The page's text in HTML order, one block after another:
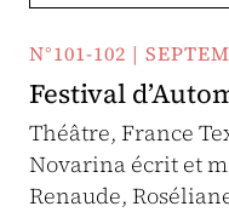
N°101-102 |
Festival
Théâtre, France
Novarina écrit et
Renaude,